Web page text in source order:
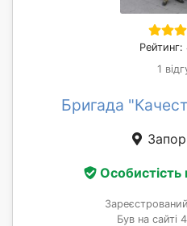
Рейтинг:
1
Бригада
Був на сайті